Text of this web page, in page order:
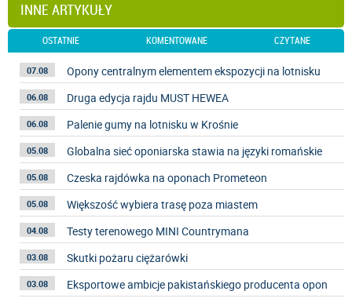
INNE ARTYKUŁY
OSTATNIE KOMENTOWANE CZYTANE
07.08 Opony centralnym elementem ekspozycji na lotnisku
06.08 Druga edycja rajdu MUST HEWEA
06.08 Palenie gumy na lotnisku w Krośnie
05.08 Globalna sieć oponiarska stawia na języki romańskie
05.08 Czeska rajdówka na oponach Prometeon
05.08 Większość wybiera trasę poza miastem
04.08 Testy terenowego MINI Countrymana
03.08 Skutki pożaru ciężarówki
03.08 Eksportowe ambicje pakistańskiego producenta opon